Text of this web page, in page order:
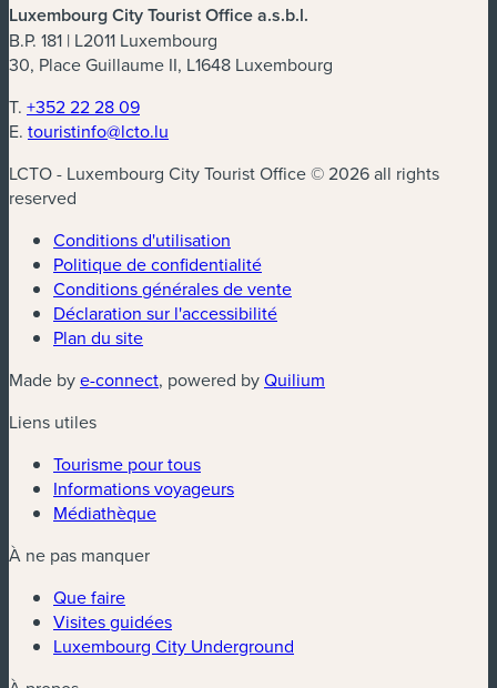
Luxembourg City Tourist Office a.s.b.l.
B.P. 181 | L2011 Luxembourg
30, Place Guillaume II, L1648 Luxembourg
T. +352 22 28 09
E. touristinfo@lcto.lu
LCTO - Luxembourg City Tourist Office © 2026 all rights
reserved
Conditions d'utilisation
Politique de confidentialité
Conditions générales de vente
Déclaration sur l'accessibilité
Plan du site
Made bye-connect(nouvelle fenêtre)
, powered byQuilium
Liens utiles
Tourisme pour tous
Informations voyageurs
Médiathèque
À ne pas manquer
Que faire
Visites guidées
Luxembourg City Underground